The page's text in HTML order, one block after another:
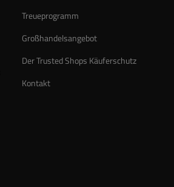
Treueprogramm
Großhandelsangebot
Der Trusted Shops Käuferschutz
Kontakt